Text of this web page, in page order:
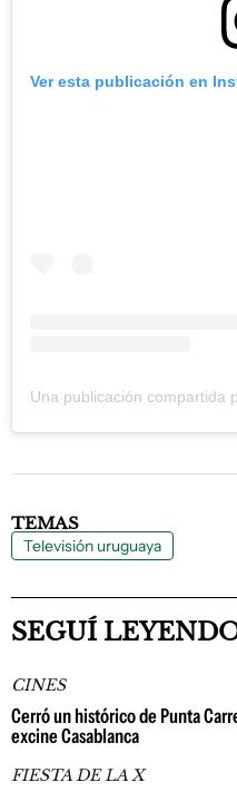
Ver esta publicación en
TEMAS
Televisión uruguaya
SEGUÍ
CINES
Cerró un histórico de Punta
excine Casablanca
FIESTA DE LA X